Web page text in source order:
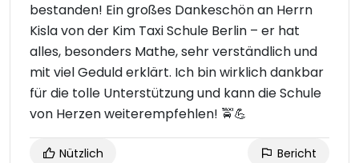
bestanden! Ein großes Dankeschön an Herrn
Kisla von der Kim Taxi Schule Berlin – er hat
alles, besonders Mathe, sehr verständlich und
mit viel Geduld erklärt. Ich bin wirklich dankbar
für die tolle Unterstützung und kann die Schule
von Herzen weiterempfehlen! 🚖💪
Nützlich Bericht